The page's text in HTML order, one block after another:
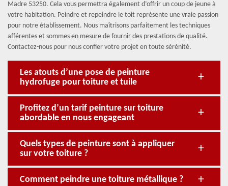
Madre 53250. Cela vous permettra également d’offrir un coup de jeune à
votre habitation. Peindre et repeindre le toit représente une vraie passion
pour notre établissement. Nous maîtrisons parfaitement les techniques
afférentes et sommes en mesure de fournir des prestations de qualité.
Contactez-nous pour nous confier votre projet en toute sérénité.
Les atouts d’une pose de peinture
hydrofuge pour toiture et tuile
Profitez d’un tarif peinture sur toiture
abordable en nous engageant
Quels types de peinture sont à appliquer
sur votre toiture ?
Comment peindre une toiture métallique ?